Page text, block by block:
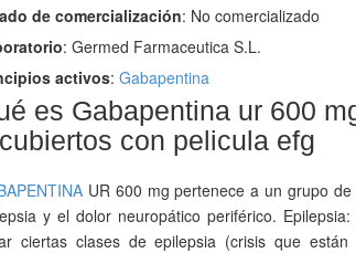
de comercialización: No comercializado
: Germed Farmaceutica S.L.
activos: Gabapentina
es Gabapentina ur 600
con pelicula efg
UR 600 mg pertenece a un grupo
y el dolor neuropático periférico.
ciertas clases de epilepsia (crisis que